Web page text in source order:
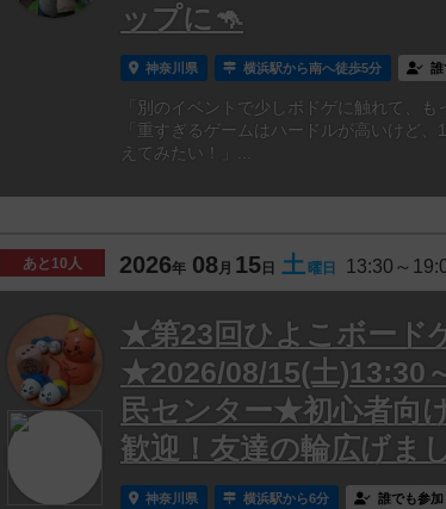
ップに🦘
神奈川県 横浜駅から南へ徒歩5分 誰
「別のイベントで少しボドゲに触れて、
「重すぎるゲームはハードルが高いけど
えてみたい！」...
あと 10人 2026年 08 月 15 日 土 曜日 13:30～
★第23回ひよこボード
★2026/08/15(土)13:30
民センター★初心者向
歓迎！友達の輪広げま
神奈川県 横浜駅から6分 誰でも参加